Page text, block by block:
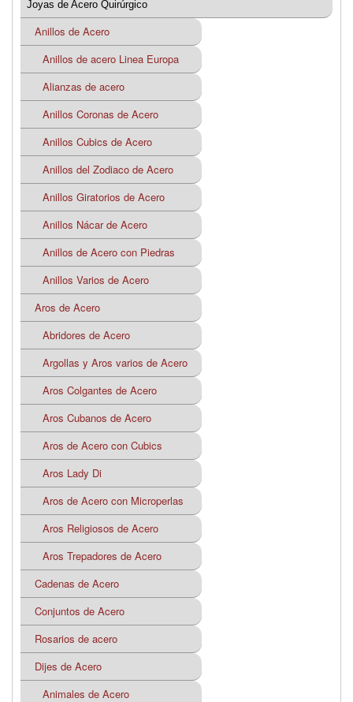
Joyas de Acero Quirúrgico
Anillos de Acero
Anillos de acero Linea Europa
Alianzas de acero
Anillos Coronas de Acero
Anillos Cubics de Acero
Anillos del Zodiaco de Acero
Anillos Giratorios de Acero
Anillos Nácar de Acero
Anillos de Acero con Piedras
Anillos Varios de Acero
Aros de Acero
Abridores de Acero
Argollas y Aros varios de Acero
Aros Colgantes de Acero
Aros Cubanos de Acero
Aros de Acero con Cubics
Aros Lady Di
Aros de Acero con Microperlas
Aros Religiosos de Acero
Aros Trepadores de Acero
Cadenas de Acero
Conjuntos de Acero
Rosarios de acero
Dijes de Acero
Animales de Acero